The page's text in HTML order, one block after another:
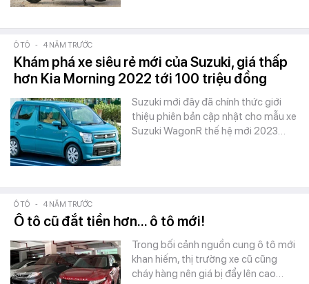
Ô TÔ - 4 NĂM TRƯỚC
Khám phá xe siêu rẻ mới của Suzuki, giá thấp
hơn Kia Morning 2022 tới 100 triệu đồng
Suzuki mới đây đã chính thức giới
thiệu phiên bản cập nhật cho mẫu xe
Suzuki WagonR thế hệ mới 2023…
Ô TÔ - 4 NĂM TRƯỚC
Ô tô cũ đắt tiền hơn... ô tô mới!
Trong bối cảnh nguồn cung ô tô mới
khan hiếm, thị trường xe cũ cũng
cháy hàng nên giá bị đẩy lên cao…